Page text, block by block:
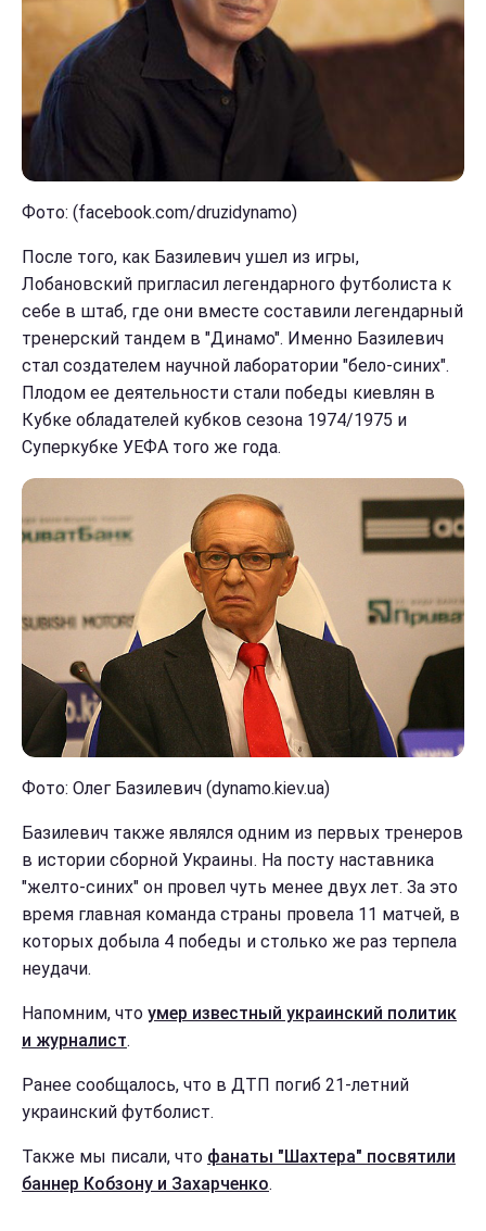
Фото: (facebook.com/druzidynamo)
После того, как Базилевич ушел из игры,
Лобановский пригласил легендарного футболиста к
себе в штаб, где они вместе составили легендарный
тренерский тандем в "Динамо". Именно Базилевич
стал создателем научной лаборатории "бело-синих".
Плодом ее деятельности стали победы киевлян в
Кубке обладателей кубков сезона 1974/1975 и
Суперкубке УЕФА того же года.
Фото: Олег Базилевич (dynamo.kiev.ua)
Базилевич также являлся одним из первых тренеров
в истории сборной Украины. На посту наставника
"желто-синих" он провел чуть менее двух лет. За это
время главная команда страны провела 11 матчей, в
которых добыла 4 победы и столько же раз терпела
неудачи.
Напомним, что умер известный украинский политик
и журналист.
Ранее сообщалось, что в ДТП погиб 21-летний
украинский футболист.
Также мы писали, что фанаты "Шахтера" посвятили
баннер Кобзону и Захарченко.